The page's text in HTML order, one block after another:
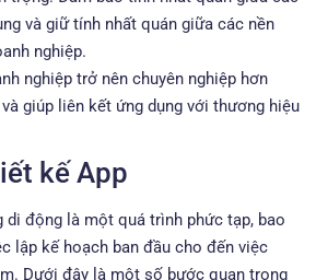
và giữ tính nhất quán giữa các nền
nghiệp.
nghiệp trở nên chuyên nghiệp hơn
giúp liên kết ứng dụng với thương hiệu
kế App
di động là một quá trình phức tạp, bao
lập kế hoạch ban đầu cho đến việc
Dưới đây là một số bước quan trọng